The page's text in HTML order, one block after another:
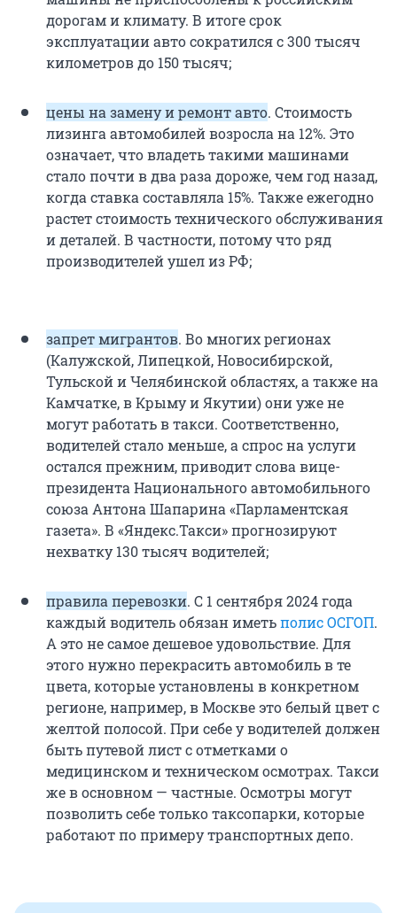
дорогам и климату. В итоге срок
эксплуатации авто сократился с 300 тысяч
километров до 150 тысяч;
цены на замену и ремонт авто. Стоимость
лизинга автомобилей возросла на 12%. Это
означает, что владеть такими машинами
стало почти в два раза дороже, чем год назад,
когда ставка составляла 15%. Также ежегодно
растет стоимость технического обслуживания
и деталей. В частности, потому что ряд
производителей ушел из РФ;
запрет мигрантов. Во многих регионах
(Калужской, Липецкой, Новосибирской,
Тульской и Челябинской областях, а также на
Камчатке, в Крыму и Якутии) они уже не
могут работать в такси. Соответственно,
водителей стало меньше, а спрос на услуги
остался прежним, приводит слова вице-
президента Национального автомобильного
союза Антона Шапарина «Парламентская
газета». В «Яндекс.Такси» прогнозируют
нехватку 130 тысяч водителей;
правила перевозки. С 1 сентября 2024 года
каждый водитель обязан иметьполис ОСГОП.
А это не самое дешевое удовольствие. Для
этого нужно перекрасить автомобиль в те
цвета, которые установлены в конкретном
регионе, например, в Москве это белый цвет с
желтой полосой. При себе у водителей должен
быть путевой лист с отметками о
медицинском и техническом осмотрах. Такси
же в основном — частные. Осмотры могут
позволить себе только таксопарки, которые
работают по примеру транспортных депо.